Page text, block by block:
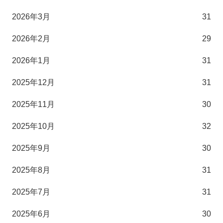
2026年3月 31
2026年2月 29
2026年1月 31
2025年12月 31
2025年11月 30
2025年10月 32
2025年9月 30
2025年8月 31
2025年7月 31
2025年6月 30